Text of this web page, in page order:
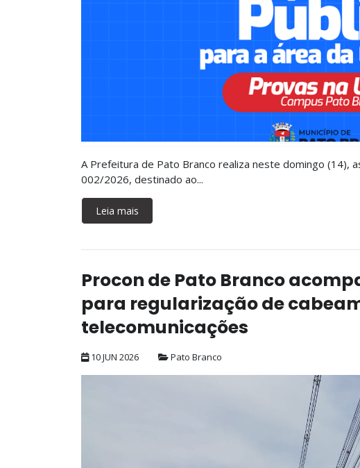
A Prefeitura de Pato Branco realiza neste domingo (14),
002/2026, destinado ao...
Leia mais
Procon de Pato Branco
para regularização de
telecomunicações
10 JUN 2026 Pato Branco